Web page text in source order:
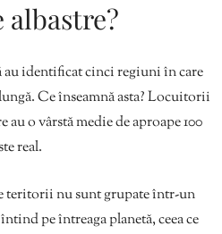
albastre?
au identificat cinci regiuni în care
Ce înseamnă asta? Locuitorii
au o vârstă medie de aproape 100
real.
teritorii nu sunt grupate într-un
pe întreaga planetă, ceea ce